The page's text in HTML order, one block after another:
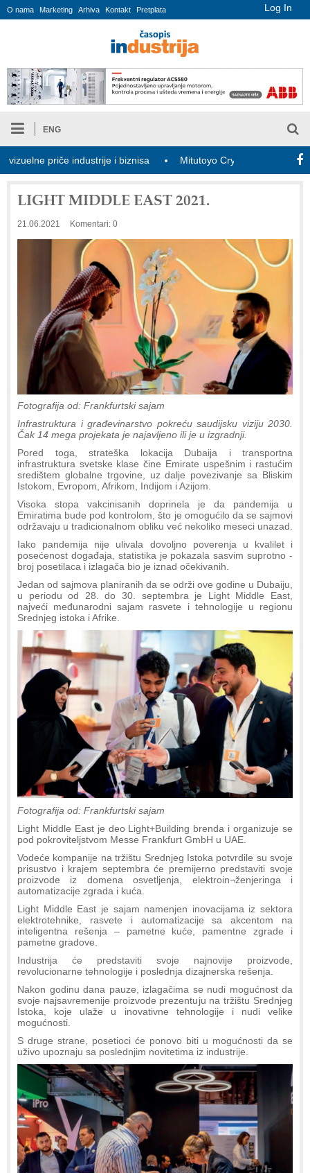
Log In
O nama Marketing Arhiva Kontakt Pretplata
ENG
priče industrije i biznisa Mitutoyo Crysta-Apex V PLUS:
LIGHT MIDDLE EAST 2021.
21.06.2021 Komentari: 0
Fotografija od: Frankfurtski sajam
Infrastruktura i građevinarstvo pokreću saudijsku viziju 2030.
Čak 14 mega projekata je najavljeno ili je u izgradnji.
Pored toga, strateška lokacija Dubaija i transportna
infrastruktura svetske klase čine Emirate uspešnim i rastućim
središtem globalne trgovine, uz dalje povezivanje sa Bliskim
Istokom, Evropom, Afrikom, Indijom i Azijom.
Visoka stopa vakcinisanih doprinela je da pandemija u
Emiratima bude pod kontrolom, što je omogućilo da se sajmovi
održavaju u tradicionalnom obliku već nekoliko meseci unazad.
Iako pandemija nije ulivala dovoljno poverenja u kvalilet i
posećenost događaja, statistika je pokazala sasvim suprotno -
broj posetilaca i izlagača bio je iznad očekivanih.
Jedan od sajmova planiranih da se održi ove godine u Dubaiju,
u periodu od 28. do 30. septembra je Light Middle East,
najveći međunarodni sajam rasvete i tehnologije u regionu
Srednjeg istoka i Afrike.
Fotografija od: Frankfurtski sajam
Light Middle East je deo Light+Building brenda i organizuje se
pod pokroviteljstvom Messe Frankfurt GmbH u UAE.
Vodeće kompanije na tržištu Srednjeg Istoka potvrdile su svoje
prisustvo i krajem septembra će premijerno predstaviti svoje
proizvode iz domena osvetljenja, elektroin¬ženjeringa i
automatizacije zgrada i kuća.
Light Middle East je sajam namenjen inovacijama iz sektora
elektrotehnike, rasvete i automatizacije sa akcentom na
inteligentna rešenja – pametne kuće, pamentne zgrade i
pametne gradove.
Industrija će predstaviti svoje najnovije proizvode,
revolucionarne tehnologije i poslednja dizajnerska rešenja.
Nakon godinu dana pauze, izlagačima se nudi mogućnost da
svoje najsavremenije proizvode prezentuju na tržištu Srednjeg
Istoka, koje ulaže u inovativne tehnologije i nudi velike
mogućnosti.
S druge strane, posetioci će ponovo biti u mogućnosti da se
uživo upoznaju sa poslednjim novitetima iz industrije.